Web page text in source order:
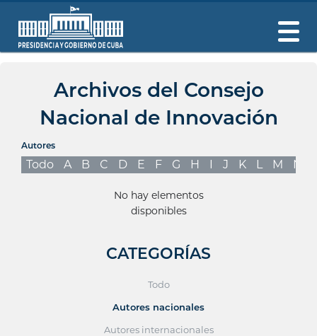
Archivos del Consejo
Nacional de Innovación
Autores
Todo A B C D E F G H I J K L M N
No hay elementos
disponibles
CATEGORÍAS
Todo
Autores nacionales
Autores internacionales